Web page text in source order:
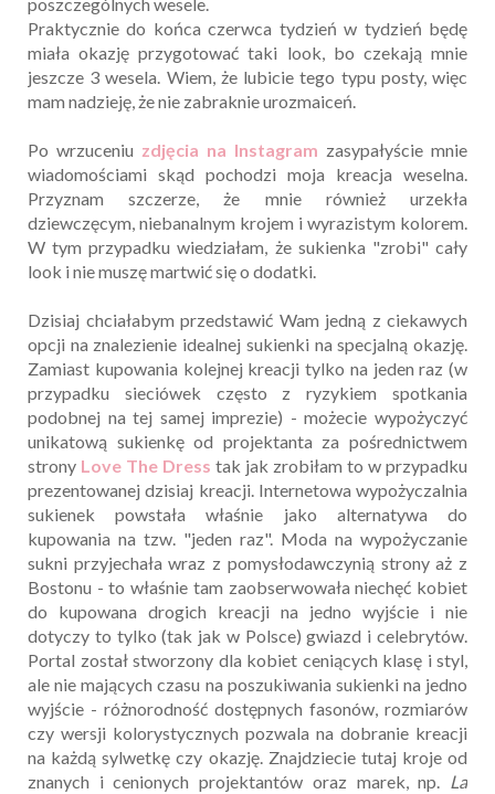
poszczególnych wesele.
Praktycznie do końca czerwca tydzień w tydzień będę
miała okazję przygotować taki look, bo czekają mnie
jeszcze 3 wesela. Wiem, że lubicie tego typu posty, więc
mam nadzieję, że nie zabraknie urozmaiceń.
Po wrzuceniu zdjęcia na Instagram zasypałyście mnie
wiadomościami skąd pochodzi moja kreacja weselna.
Przyznam szczerze, że mnie również urzekła
dziewczęcym, niebanalnym krojem i wyrazistym kolorem.
W tym przypadku wiedziałam, że sukienka "zrobi" cały
look i nie muszę martwić się o dodatki.
Dzisiaj chciałabym przedstawić Wam jedną z ciekawych
opcji na znalezienie idealnej sukienki na specjalną okazję.
Zamiast kupowania kolejnej kreacji tylko na jeden raz (w
przypadku sieciówek często z ryzykiem spotkania
podobnej na tej samej imprezie) - możecie wypożyczyć
unikatową sukienkę od projektanta za pośrednictwem
strony Love The Dress tak jak zrobiłam to w przypadku
prezentowanej dzisiaj kreacji. Internetowa wypożyczalnia
sukienek powstała właśnie jako alternatywa do
kupowania na tzw. "jeden raz". Moda na wypożyczanie
sukni przyjechała wraz z pomysłodawczynią strony aż z
Bostonu - to właśnie tam zaobserwowała niechęć kobiet
do kupowana drogich kreacji na jedno wyjście i nie
dotyczy to tylko (tak jak w Polsce) gwiazd i celebrytów.
Portal został stworzony dla kobiet ceniących klasę i styl,
ale nie mających czasu na poszukiwania sukienki na jedno
wyjście - różnorodność dostępnych fasonów, rozmiarów
czy wersji kolorystycznych pozwala na dobranie kreacji
na każdą sylwetkę czy okazję. Znajdziecie tutaj kroje od
znanych i cenionych projektantów oraz marek, np. La